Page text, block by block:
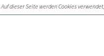
Auf dieser Seite werden Cookies